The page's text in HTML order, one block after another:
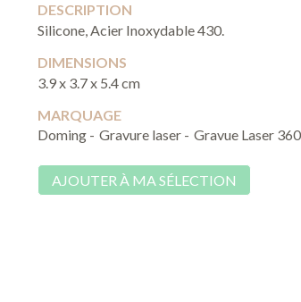
DESCRIPTION
Silicone, Acier Inoxydable 430.
DIMENSIONS
3.9 x 3.7 x 5.4 cm
MARQUAGE
Doming - Gravure laser - Gravue Laser
AJOUTER À MA SÉLECTION